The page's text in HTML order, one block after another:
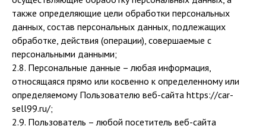
также определяющие цели обработки персональных
данных, состав персональных данных, подлежащих
обработке, действия (операции), совершаемые с
персональными данными;
2.8. Персональные данные – любая информация,
относящаяся прямо или косвенно к определенному или
определяемому Пользователю веб-сайта https://car-
sell99.ru/;
2.9. Пользователь – любой посетитель веб-сайта